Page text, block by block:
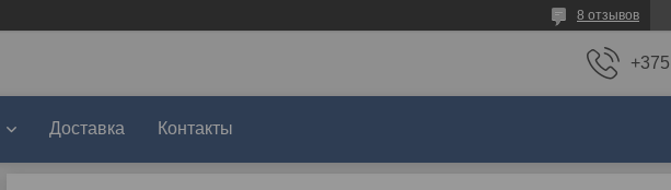
8 отзывов
Доставка Контакты